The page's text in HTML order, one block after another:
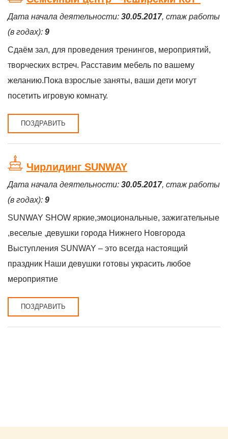
Дата начала деятельности: 30.05.2017, стаж работы
(в годах): 9
Сдаём зал, для проведения тренингов, мероприятий,
творческих встреч. Расставим мебель по вашему
желанию.Пока взрослые заняты, ваши дети могут
посетить игровую комнату.
ПОЗДРАВИТЬ
Чирлидинг SUNWAY
Дата начала деятельности: 30.05.2017, стаж работы
(в годах): 9
SUNWAY SHOW яркие,эмоциональные, зажигательные
,веселые ,девушки города Нижнего Новгорода
Выступления SUNWAY – это всегда настоящий
праздник Наши девушки готовы украсить любое
мероприятие
ПОЗДРАВИТЬ